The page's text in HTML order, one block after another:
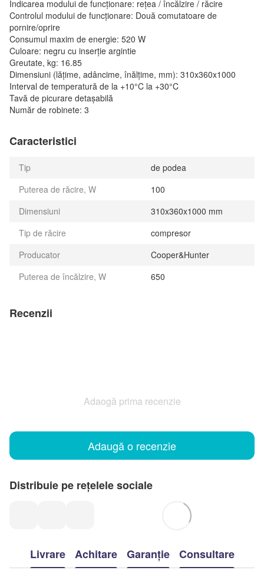
Indicarea modului de funcționare: rețea / încălzire / răcire
Controlul modului de funcționare: Două comutatoare de
pornire/oprire
Consumul maxim de energie: 520 W
Culoare: negru cu inserție argintie
Greutate, kg: 16.85
Dimensiuni (lățime, adâncime, înălțime, mm): 310x360x1000
Interval de temperatură de la +10°C la +30°C
Tavă de picurare detașabilă
Număr de robinete: 3
Caracteristici
Tip
de podea
Puterea de răcire, W
100
Dimensiuni
310x360x1000 mm
Tip de răcire
compresor
Producator
Cooper&Hunter
Puterea de încălzire, W
650
Recenzii
Adaogă prima recenzie
Adaugă o recenzie
Distribuie pe rețelele sociale
Livrare Achitare Garanție Consultare